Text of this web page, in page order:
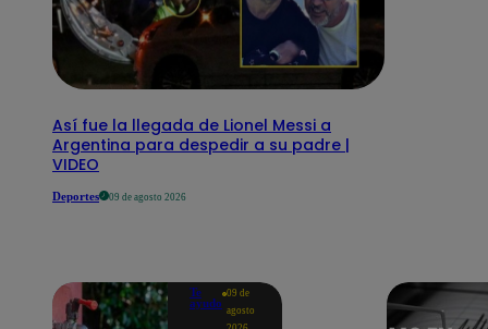
Así fue la llegada de Lionel Messi a
Argentina para despedir a su padre |
VIDEO
Deportes 09 de agosto 2026
Te
ayudo
09 de
agosto